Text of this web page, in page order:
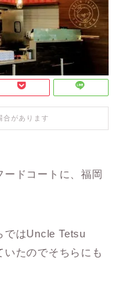
合があります
ードコートに、福岡
ではUncle Tetsu
たのでそちらにも